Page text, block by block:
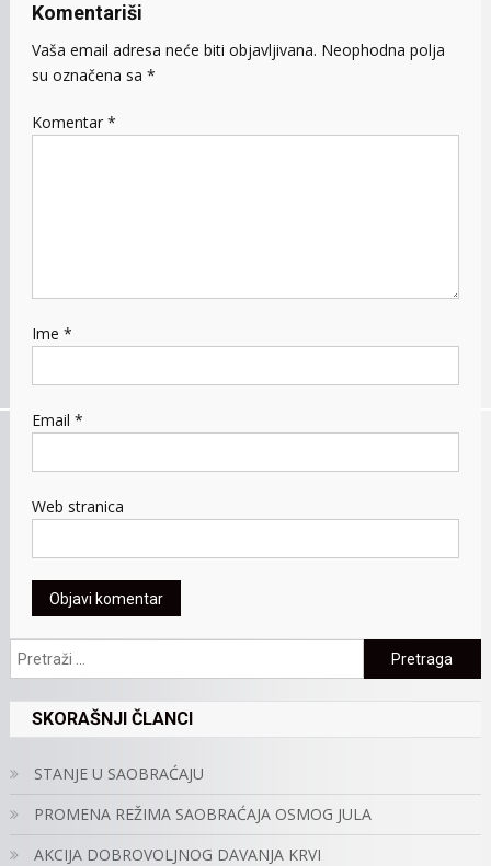
Komentariši
Vaša email adresa neće biti objavljivana. Neophodna polja
su označena sa *
Komentar *
Ime *
Email *
Web stranica
Pretraga:
SKORAŠNJI ČLANCI
STANJE U SAOBRAĆAJU
PROMENA REŽIMA SAOBRAĆAJA OSMOG JULA
AKCIJA DOBROVOLJNOG DAVANJA KRVI